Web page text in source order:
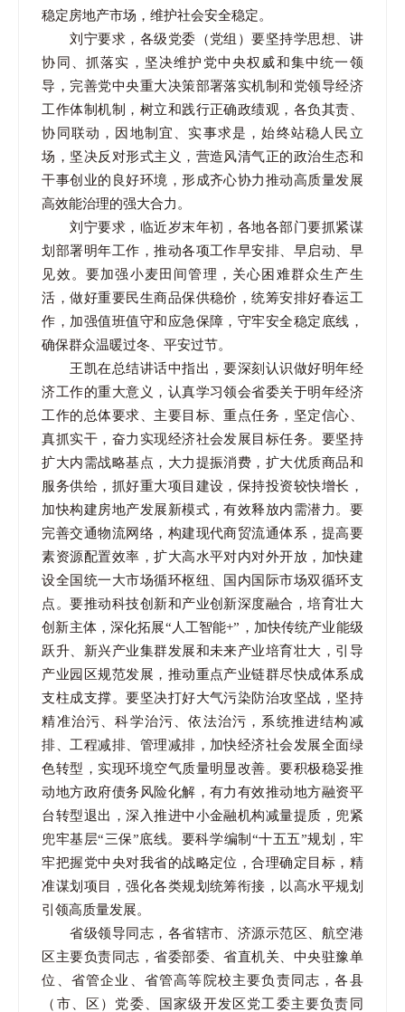
稳定房地产市场，维护社会安全稳定。
刘宁要求，各级党委（党组）要坚持学思想、讲
协同、抓落实，坚决维护党中央权威和集中统一领
导，完善党中央重大决策部署落实机制和党领导经济
工作体制机制，树立和践行正确政绩观，各负其责、
协同联动，因地制宜、实事求是，始终站稳人民立
场，坚决反对形式主义，营造风清气正的政治生态和
干事创业的良好环境，形成齐心协力推动高质量发展
高效能治理的强大合力。
刘宁要求，临近岁末年初，各地各部门要抓紧谋
划部署明年工作，推动各项工作早安排、早启动、早
见效。要加强小麦田间管理，关心困难群众生产生
活，做好重要民生商品保供稳价，统筹安排好春运工
作，加强值班值守和应急保障，守牢安全稳定底线，
确保群众温暖过冬、平安过节。
王凯在总结讲话中指出，要深刻认识做好明年经
济工作的重大意义，认真学习领会省委关于明年经济
工作的总体要求、主要目标、重点任务，坚定信心、
真抓实干，奋力实现经济社会发展目标任务。要坚持
扩大内需战略基点，大力提振消费，扩大优质商品和
服务供给，抓好重大项目建设，保持投资较快增长，
加快构建房地产发展新模式，有效释放内需潜力。要
完善交通物流网络，构建现代商贸流通体系，提高要
素资源配置效率，扩大高水平对内对外开放，加快建
设全国统一大市场循环枢纽、国内国际市场双循环支
点。要推动科技创新和产业创新深度融合，培育壮大
创新主体，深化拓展“人工智能+”，加快传统产业能级
跃升、新兴产业集群发展和未来产业培育壮大，引导
产业园区规范发展，推动重点产业链群尽快成体系成
支柱成支撑。要坚决打好大气污染防治攻坚战，坚持
精准治污、科学治污、依法治污，系统推进结构减
排、工程减排、管理减排，加快经济社会发展全面绿
色转型，实现环境空气质量明显改善。要积极稳妥推
动地方政府债务风险化解，有力有效推动地方融资平
台转型退出，深入推进中小金融机构减量提质，兜紧
兜牢基层“三保”底线。要科学编制“十五五”规划，牢
牢把握党中央对我省的战略定位，合理确定目标，精
准谋划项目，强化各类规划统筹衔接，以高水平规划
引领高质量发展。
省级领导同志，各省辖市、济源示范区、航空港
区主要负责同志，省委部委、省直机关、中央驻豫单
位、省管企业、省管高等院校主要负责同志，各县
（市、区）党委、国家级开发区党工委主要负责同